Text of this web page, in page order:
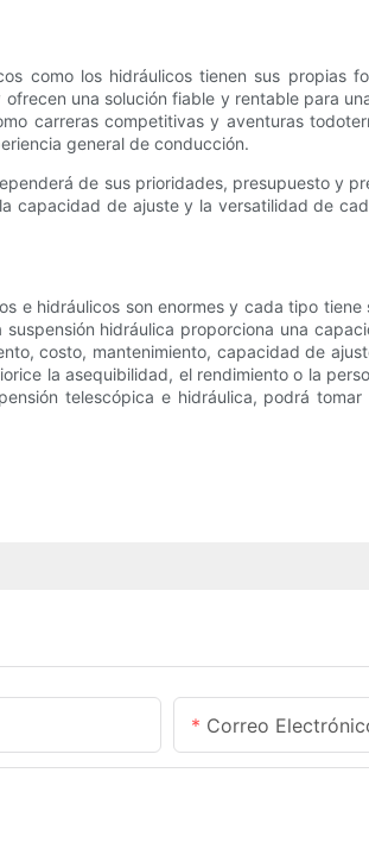
como los hidráulicos tienen sus propias
una solución fiable y rentable para
carreras competitivas y aventuras
general de conducción.
de sus prioridades, presupuesto y
capacidad de ajuste y la versatilidad de
e hidráulicos son enormes y cada tipo
hidráulica proporciona una
costo, mantenimiento, capacidad de
la asequibilidad, el rendimiento o la
telescópica e hidráulica, podrá
Correo